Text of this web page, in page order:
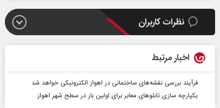
نظرات کاربران
اخبار مرتبط
فرآیند بررسی نقشه‌های ساختمانی در اهواز الکترونیکی خواهد شد
یکپارچه سازی تابلوهای معابر برای اولین بار در سطح شهر اهواز